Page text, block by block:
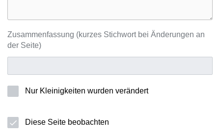
Zusammenfassung (kurzes Stichwort bei Änderungen an
der Seite)
Nur Kleinigkeiten wurden verändert
Diese Seite beobachten